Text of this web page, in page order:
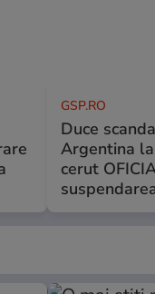
GSP.RO
Duce
Argentina
cerut